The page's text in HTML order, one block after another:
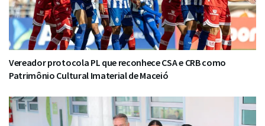
Vereador protocola PL que reconhece CSA e CRB como
Patrimônio Cultural Imaterial de Maceió